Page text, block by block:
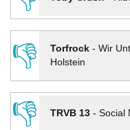
👎
Torfrock- Wir
Holstein
👎
TRVB 13- Social